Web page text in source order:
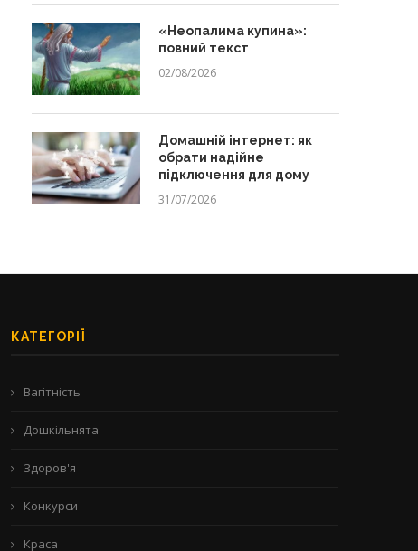
«Неопалима купина»:
повний текст
02/08/2026
Домашній інтернет: як
обрати надійне
підключення для дому
31/07/2026
КАТЕГОРІЇ
Вагітність
Дошкільнята
Здоров'я
Конкурси
Краса